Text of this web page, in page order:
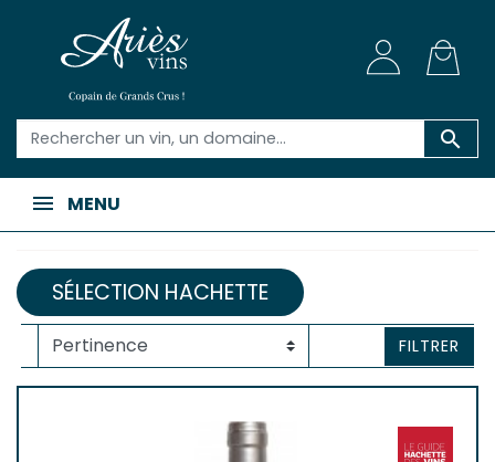

MENU
SÉLECTION HACHETTE
FILTRER